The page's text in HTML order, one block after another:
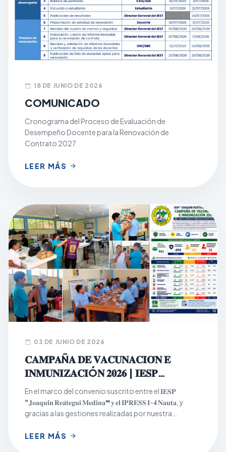
calendar_today 18 DE JUNIO DE 2026
COMUNICADO
Cronograma del Proceso de Evaluación de
Desempeño Docente para la Renovación de
Contrato 2027
LEER MÁS arrow_forward
calendar_today 03 DE JUNIO DE 2026
𝐂𝐀𝐌𝐏𝐀Ñ𝐀 𝐃𝐄 𝐕𝐀𝐂𝐔𝐍𝐀𝐂𝐈𝐎́𝐍 𝐄
𝐈𝐍𝐌𝐔𝐍𝐈𝐙𝐀𝐂𝐈Ó𝐍 𝟐𝟎𝟐𝟔 | 𝐈𝐄𝐒𝐏
𝐉𝐎𝐀𝐐𝐔𝐈́𝐍 𝐑𝐄𝐀́𝐓𝐄𝐆𝐔𝐈 𝐌𝐄𝐃𝐈𝐍𝐀
En el marco del convenio suscrito entre el 𝐈𝐄𝐒𝐏
❞𝐉𝐨𝐚𝐪𝐮𝐢́𝐧 𝐑𝐞𝐚́𝐭𝐞𝐠𝐮𝐢 𝐌𝐞𝐝𝐢𝐧𝐚❞ 𝐲 𝐞𝐥 𝐈𝐏𝐑𝐄𝐒𝐒 𝐈-𝟒 𝐍𝐚𝐮𝐭𝐚, y
gracias a las gestiones realizadas por nuestra
Vacunación e Inmunización 2026, dirigida a la
LEER MÁS arrow_forward